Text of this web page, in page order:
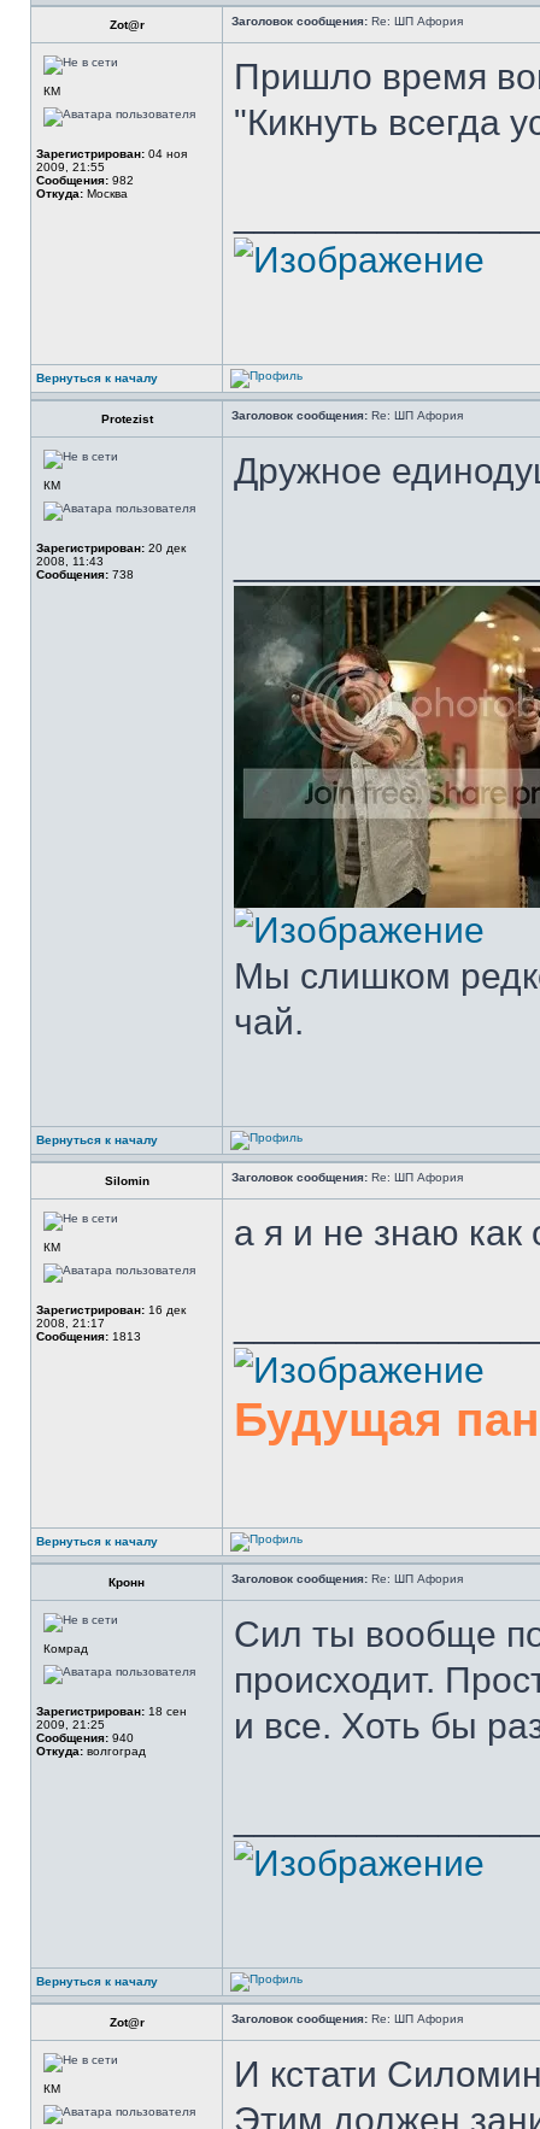
Zot@r Заголовок сообщения: Re: ШП Афория
КМ
Зарегистрирован: 04 ноя
2009, 21:55
Сообщения: 982
Откуда: Москва
Пришло время
"Кикнуть всегда
Вернуться к началу
Protezist Заголовок сообщения: Re: ШП Афория
КМ
Зарегистрирован: 20 дек
2008, 11:43
Сообщения: 738
Дружное
Мы слишком
чай.
Вернуться к началу
Silomin Заголовок сообщения: Re: ШП Афория
КМ
Зарегистрирован: 16 дек
2008, 21:17
Сообщения: 1813
а я и не знаю как
Будущая
Вернуться к началу
Кронн Заголовок сообщения: Re: ШП Афория
Комрад
Зарегистрирован: 18 сен
2009, 21:25
Сообщения: 940
Откуда: волгоград
Сил ты вообще
происходит.
и все. Хоть бы
Вернуться к началу
Zot@r Заголовок сообщения: Re: ШП Афория
КМ
И кстати
Этим должен